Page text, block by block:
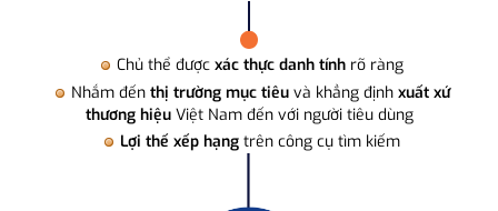
Chủ thể được xác thực danh tính rõ ràng
Nhắm đến thị trường mục tiêuvà khẳng định xuất xứ
thương hiệuViệt Nam đến với người tiêu dùng
Lợi thế xếp hạng trên công cụ tìm kiếm